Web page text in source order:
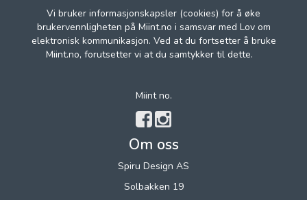
Vi bruker informasjonskapsler (cookies) for å øke
brukervennligheten på Miint.no i samsvar med Lov om
elektronisk kommunikasjon. Ved at du fortsetter å bruke
Miint.no, forutsetter vi at du samtykker til dette.
Miint no.
Om oss
Spiru Design AS
Solbakken 19